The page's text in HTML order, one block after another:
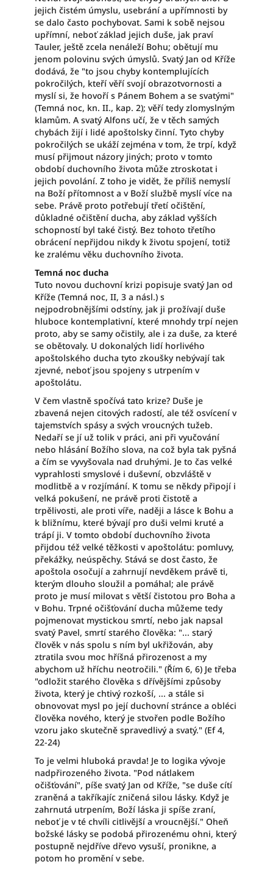
jejich čistém úmyslu, usebrání a upřímnosti by
se dalo často pochybovat. Sami k sobě nejsou
upřímní, neboť základ jejich duše, jak praví
Tauler, ještě zcela nenáleží Bohu; obětují mu
jenom polovinu svých úmyslů. Svatý Jan od Kříže
dodává, že "to jsou chyby kontemplujících
pokročilých, kteří věří svojí obrazotvornosti a
myslí si, že hovoří s Pánem Bohem a se svatými"
(Temná noc, kn. II., kap. 2); věří tedy zlomyslným
klamům. A svatý Alfons učí, že v těch samých
chybách žijí i lidé apoštolsky činní. Tyto chyby
pokročilých se ukáží zejména v tom, že trpí, když
musí přijmout názory jiných; proto v tomto
období duchovního života může ztroskotat i
jejich povolání. Z toho je vidět, že příliš nemyslí
na Boží přítomnost a v Boží službě myslí více na
sebe. Právě proto potřebují třetí očištění,
důkladné očištění ducha, aby základ vyšších
schopností byl také čistý. Bez tohoto třetího
obrácení nepřijdou nikdy k životu spojení, totiž
ke zralému věku duchovního života.
Temná noc ducha
Tuto novou duchovní krizi popisuje svatý Jan od
Kříže (Temná noc, II, 3 a násl.) s
nejpodrobnějšími odstíny, jak ji prožívají duše
hluboce kontemplativní, které mnohdy trpí nejen
proto, aby se samy očistily, ale i za duše, za které
se obětovaly. U dokonalých lidí horlivého
apoštolského ducha tyto zkoušky nebývají tak
zjevné, neboť jsou spojeny s utrpením v
apoštolátu.
V čem vlastně spočívá tato krize? Duše je
zbavená nejen citových radostí, ale též osvícení v
tajemstvích spásy a svých vroucných tužeb.
Nedaří se jí už tolik v práci, ani při vyučování
nebo hlásání Božího slova, na což byla tak pyšná
a čím se vyvyšovala nad druhými. Je to čas velké
vyprahlosti smyslové i duševní, obzvláště v
modlitbě a v rozjímání. K tomu se někdy připojí i
velká pokušení, ne právě proti čistotě a
trpělivosti, ale proti víře, naději a lásce k Bohu a
k bližnímu, které bývají pro duši velmi kruté a
trápí ji. V tomto období duchovního života
přijdou též velké těžkosti v apoštolátu: pomluvy,
překážky, neúspěchy. Stává se dost často, že
apoštola osočují a zahrnují nevděkem právě ti,
kterým dlouho sloužil a pomáhal; ale právě
proto je musí milovat s větší čistotou pro Boha a
v Bohu. Trpné očišťování ducha můžeme tedy
pojmenovat mystickou smrtí, nebo jak napsal
svatý Pavel, smrtí starého člověka: "... starý
člověk v nás spolu s ním byl ukřižován, aby
ztratila svou moc hříšná přirozenost a my
abychom už hříchu neotročili." (Řím 6, 6) Je třeba
"odložit starého člověka s dřívějšími způsoby
života, který je chtivý rozkoší, ... a stále si
obnovovat mysl po její duchovní stránce a obléci
člověka nového, který je stvořen podle Božího
vzoru jako skutečně spravedlivý a svatý." (Ef 4,
22-24)
To je velmi hluboká pravda! Je to logika vývoje
nadpřirozeného života. "Pod nátlakem
očišťování", píše svatý Jan od Kříže, "se duše cítí
zraněná a takříkajíc zničená silou lásky. Když je
zahrnutá utrpením, Boží láska ji spíše zraní,
neboť je v té chvíli citlivější a vroucnější." Oheň
božské lásky se podobá přirozenému ohni, který
postupně nejdříve dřevo vysuší, pronikne, a
potom ho promění v sebe.